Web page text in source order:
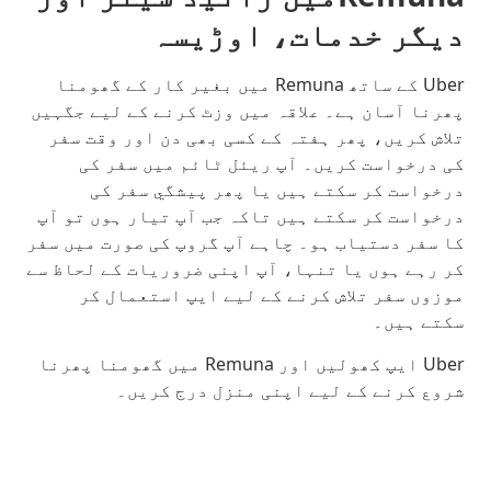
دیگر خدمات، اوڑیسہ
Uber کے ساتھ Remuna میں بغیر کار کے گھومنا
پھرنا آسان ہے۔ علاقہ میں وزٹ کرنے کے لیے جگہیں
تلاش کریں، پھر ہفتہ کے کسی بھی دن اور وقت سفر
کی درخواست کریں۔ آپ ریئل ٹائم میں سفر کی
درخواست کر سکتے ہیں یا پھر پیشگي سفر کی
درخواست کر سکتے ہیں تاکہ جب آپ تیار ہوں تو آپ
کا سفر دستیاب ہو۔ چاہے آپ گروپ کی صورت میں سفر
کر رہے ہوں یا تنہا، آپ اپنی ضروریات کے لحاظ سے
موزوں سفر تلاش کرنے کے لیے ایپ استعمال کر
سکتے ہیں۔
Uber ایپ کھولیں اور Remuna میں گھومنا پھرنا
شروع کرنے کے لیے اپنی منزل درج کریں۔